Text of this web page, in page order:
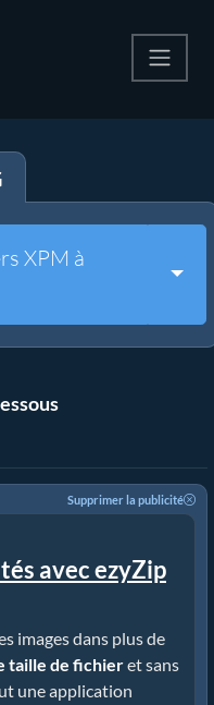
XPM à
Supprimer la publicité
avec ezyZip
images dans plus de
taille de fichieret sans
une application